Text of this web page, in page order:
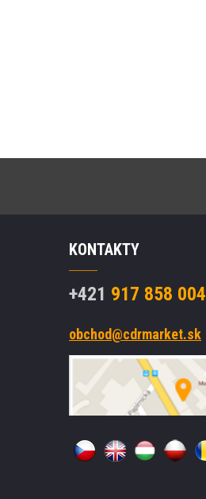
KONTAKTY
+421 917 858 004
obchod@cdrmarket.sk